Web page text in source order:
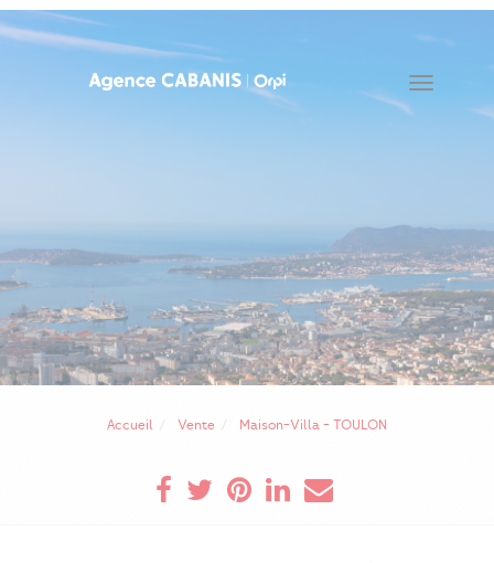
Toggle
Accueil Vente Maison-Villa - TOULON